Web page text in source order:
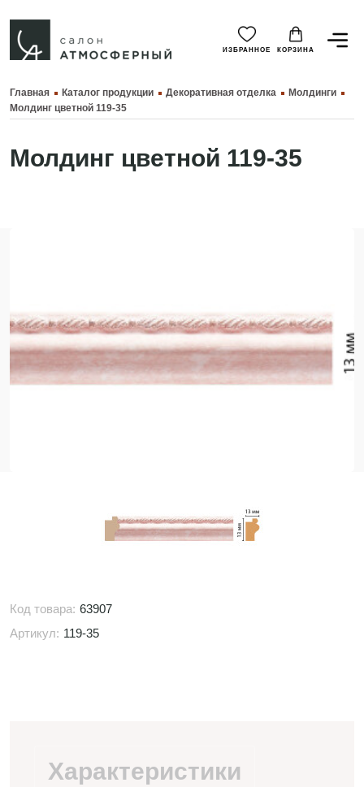
ИЗБРАННОЕ КОРЗИНА
Главная Каталог продукции Декоративная отделка
Молдинги
Молдинг цветной 119-35
Молдинг цветной 119-35
Код товара: 63907
Артикул: 119-35
Характеристики